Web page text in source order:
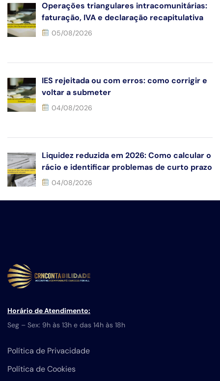
Operações triangulares intracomunitárias:
faturação, IVA e declaração recapitulativa
05/08/2026
IES rejeitada ou com erros: como corrigir e
voltar a submeter
04/08/2026
Liquidez reduzida em 2026: Como calcular o
rácio e identificar problemas de curto prazo
04/08/2026
Horário de Atendimento:
Seg – Sex: 9h às 13h e das 14h às 18h
Política de Privacidade
Política de Cookies